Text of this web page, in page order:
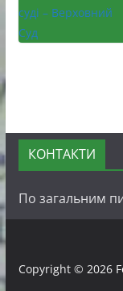
КОНТАКТИ
По загальним
Copyright © 2026